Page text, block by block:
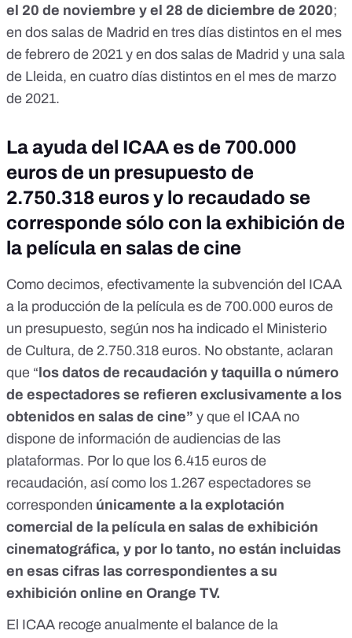
el 20 de noviembre y el 28 de diciembre de 2020;
en dos salas de Madrid en tres días distintos en el mes
de febrero de 2021 y en dos salas de Madrid y una sala
de Lleida, en cuatro días distintos en el mes de marzo
de 2021.
La ayuda del ICAA es de 700.000
euros de un presupuesto de
2.750.318 euros y lo recaudado se
corresponde sólo con la exhibición de
la película en salas de cine
Como decimos, efectivamente la subvención del ICAA
a la producción de la película es de 700.000 euros de
un presupuesto, según nos ha indicado el Ministerio
de Cultura, de 2.750.318 euros. No obstante, aclaran
que “ los datos de recaudación y taquilla o número
de espectadores se refieren exclusivamente a los
obtenidos en salas de cine” y que el ICAA no
dispone de información de audiencias de las
plataformas. Por lo que los 6.415 euros de
recaudación, así como los 1.267 espectadores se
corresponden únicamente a la explotación
comercial de la película en salas de exhibición
cinematográfica, y por lo tanto, no están incluidas
en esas cifras las correspondientes a su
exhibición online en Orange TV.
El ICAA recoge anualmente el balance de la